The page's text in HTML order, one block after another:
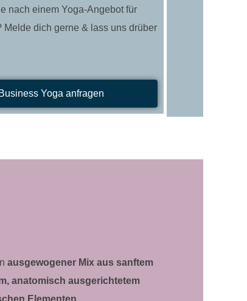
nach einem Yoga-Angebot für
Melde dich gerne & lass uns drüber
Business Yoga anfragen
ausgewogener Mix aus sanftem
anatomisch ausgerichtetem
Elementen.